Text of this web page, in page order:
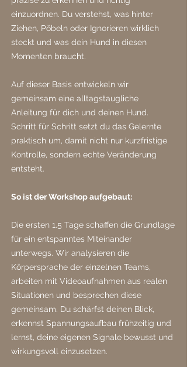
einzuordnen. Du verstehst, was hinter
Ziehen, Pöbeln oder Ignorieren wirklich
steckt und was dein Hund in diesen
Momenten braucht.
Auf dieser Basis entwickeln wir
gemeinsam eine alltagstaugliche
Anleitung für dich und deinen Hund.
Schritt für Schritt setzt du das Gelernte
praktisch um, damit nicht nur kurzfristige
Kontrolle, sondern echte Veränderung
entsteht.
So ist der Workshop aufgebaut:
Die ersten 1.5 Tage schaffen die Grundlage
für ein entspanntes Miteinander
unterwegs. Wir analysieren die
Körpersprache der einzelnen Teams,
arbeiten mit Videoaufnahmen aus realen
Situationen und besprechen diese
gemeinsam. Du schärfst deinen Blick,
erkennst Spannungsaufbau frühzeitig und
lernst, deine eigenen Signale bewusst und
wirkungsvoll einzusetzen.